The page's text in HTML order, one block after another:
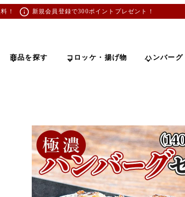
！ 新規会員登録で300ポイントプレゼント！
商品を探す コロッケ・揚げ物 ハンバーグ